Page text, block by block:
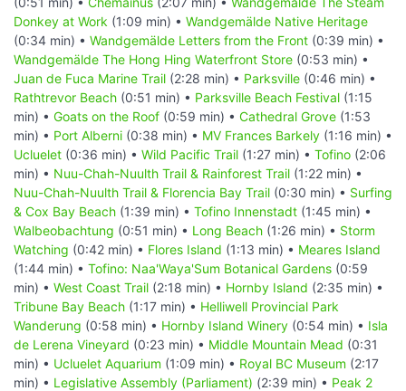
Donkey at Work (1:09 min) • Wandgemälde Native Heritage
(0:34 min) • Wandgemälde Letters from the Front (0:39 min) •
Wandgemälde The Hong Hing Waterfront Store (0:53 min) •
Juan de Fuca Marine Trail (2:28 min) • Parksville (0:46 min) •
Rathtrevor Beach (0:51 min) • Parksville Beach Festival (1:15
min) • Goats on the Roof (0:59 min) • Cathedral Grove (1:53
min) • Port Alberni (0:38 min) • MV Frances Barkely (1:16 min) •
Ucluelet (0:36 min) • Wild Pacific Trail (1:27 min) • Tofino (2:06
min) • Nuu-Chah-Nuulth Trail & Rainforest Trail (1:22 min) •
Nuu-Chah-Nuulth Trail & Florencia Bay Trail (0:30 min) • Surfing
& Cox Bay Beach (1:39 min) • Tofino Innenstadt (1:45 min) •
Walbeobachtung (0:51 min) • Long Beach (1:26 min) • Storm
Watching (0:42 min) • Flores Island (1:13 min) • Meares Island
(1:44 min) • Tofino: Naa'Waya'Sum Botanical Gardens (0:59
min) • West Coast Trail (2:18 min) • Hornby Island (2:35 min) •
Tribune Bay Beach (1:17 min) • Helliwell Provincial Park
Wanderung (0:58 min) • Hornby Island Winery (0:54 min) • Isla
de Lerena Vineyard (0:23 min) • Middle Mountain Mead (0:31
min) • Ucluelet Aquarium (1:09 min) • Royal BC Museum (2:17
min) • Legislative Assembly (Parliament) (2:39 min) • Peak 2